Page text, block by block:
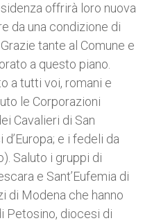
offrirà loro nuova
da una condizione di
tante al Comune e
a questo piano.
a tutti voi, romani e
le Corporazioni
Cavalieri di San
e i fedeli da
Saluto i gruppi di
e Sant’Eufemia di
di Modena che hanno
Petosino, diocesi di